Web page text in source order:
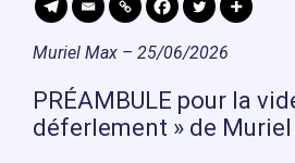
Muriel Max – 25/06/2026
PRÉAMBULE pour la
déferlement » de